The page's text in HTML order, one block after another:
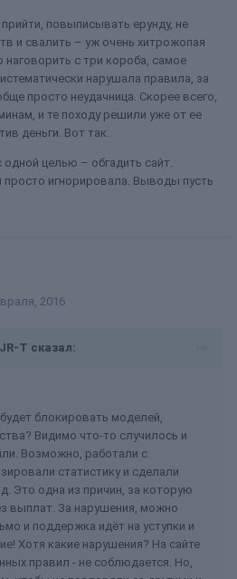
повыписывать ерунду, не
и свалить – уж очень хитрожопая
наговорить с три короба, самое
нарушала правила, за
просто неудачница. Скорее всего,
и те походу решили уже от ее
деньги. Вот так.
целью – обгадить сайт.
просто игнорировала. Выводы пусть
2016
T сказал:
блокировать моделей,
Видимо что-то случилось и
Возможно, работали с
статистику и сделали
Это одна из причин, за которую
выплат. За нарушения, можно
и поддержка идёт на уступки и
Хотя какие нарушения? На сайте
правил - не соблюдается. Но,